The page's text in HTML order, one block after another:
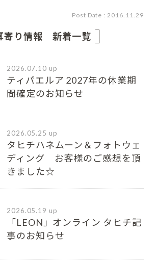
Post Date : 2016.11.29
寄り情報 新着一覧
2026.07.10 up
ティパエルア 2027年の休業期
間確定のお知らせ
2026.05.25 up
タヒチハネムーン＆フォトウェ
ディング お客様のご感想を頂
きました☆
2026.05.19 up
「LEON」オンライン タヒチ記
事のお知らせ